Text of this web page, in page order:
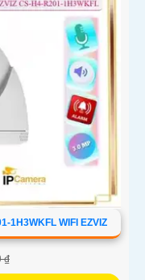
1H3WKFL WIFI EZVIZ
₫